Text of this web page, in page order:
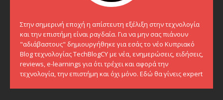
Στην σημερινή εποχή η απίστευτη εξέλιξη στην τεχνολογία
και την επιστήμη είναι ραγδαία. Για να μην σας πιάνουν
"αδιάβαστους" δημιουργήθηκε για εσάς το νέο Κυπριακό
Blog τεχνολογίας TechBlogCY με νέα, ενημερώσεις, ειδήσεις,
reviews, e-learnings για ότι τρέχει και αφορά την
τεχνολογία, την επιστήμη και όχι μόνο. Εδώ θα γίνεις expert